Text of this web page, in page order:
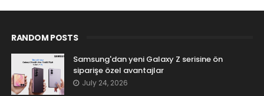
RANDOM POSTS
Samsung'dan yeni Galaxy Z serisine ön
siparişe özel avantajlar
July 24, 2026